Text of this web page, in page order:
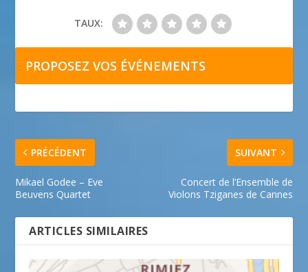
TAUX:
PROPOSEZ VOS ÉVÉNEMENTS
PRÉCÉDENT
Mikael Godee – Eve
Beuvens Quartet
SUIVANT
Concert de l’Ensemble de
Violons Tziganes de Cannes
ARTICLES SIMILAIRES